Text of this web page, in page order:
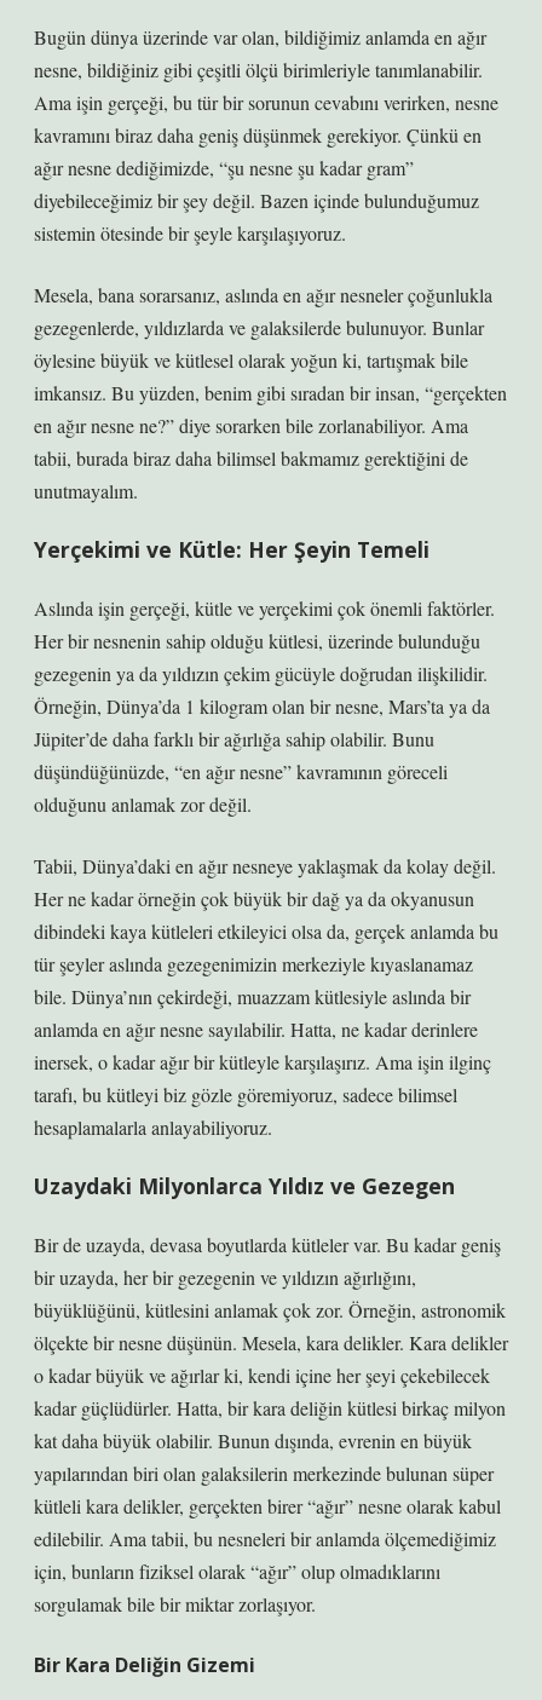
Bugün dünya üzerinde var olan, bildiğimiz anlamda en ağır
nesne, bildiğiniz gibi çeşitli ölçü birimleriyle tanımlanabilir.
Ama işin gerçeği, bu tür bir sorunun cevabını verirken, nesne
kavramını biraz daha geniş düşünmek gerekiyor. Çünkü en
ağır nesne dediğimizde, “şu nesne şu kadar gram”
diyebileceğimiz bir şey değil. Bazen içinde bulunduğumuz
sistemin ötesinde bir şeyle karşılaşıyoruz.
Mesela, bana sorarsanız, aslında en ağır nesneler çoğunlukla
gezegenlerde, yıldızlarda ve galaksilerde bulunuyor. Bunlar
öylesine büyük ve kütlesel olarak yoğun ki, tartışmak bile
imkansız. Bu yüzden, benim gibi sıradan bir insan, “gerçekten
en ağır nesne ne?” diye sorarken bile zorlanabiliyor. Ama
tabii, burada biraz daha bilimsel bakmamız gerektiğini de
unutmayalım.
Yerçekimi ve Kütle: Her Şeyin Temeli
Aslında işin gerçeği, kütle ve yerçekimi çok önemli faktörler.
Her bir nesnenin sahip olduğu kütlesi, üzerinde bulunduğu
gezegenin ya da yıldızın çekim gücüyle doğrudan ilişkilidir.
Örneğin, Dünya’da 1 kilogram olan bir nesne, Mars’ta ya da
Jüpiter’de daha farklı bir ağırlığa sahip olabilir. Bunu
düşündüğünüzde, “en ağır nesne” kavramının göreceli
olduğunu anlamak zor değil.
Tabii, Dünya’daki en ağır nesneye yaklaşmak da kolay değil.
Her ne kadar örneğin çok büyük bir dağ ya da okyanusun
dibindeki kaya kütleleri etkileyici olsa da, gerçek anlamda bu
tür şeyler aslında gezegenimizin merkeziyle kıyaslanamaz
bile. Dünya’nın çekirdeği, muazzam kütlesiyle aslında bir
anlamda en ağır nesne sayılabilir. Hatta, ne kadar derinlere
inersek, o kadar ağır bir kütleyle karşılaşırız. Ama işin ilginç
tarafı, bu kütleyi biz gözle göremiyoruz, sadece bilimsel
hesaplamalarla anlayabiliyoruz.
Uzaydaki Milyonlarca Yıldız ve Gezegen
Bir de uzayda, devasa boyutlarda kütleler var. Bu kadar geniş
bir uzayda, her bir gezegenin ve yıldızın ağırlığını,
büyüklüğünü, kütlesini anlamak çok zor. Örneğin, astronomik
ölçekte bir nesne düşünün. Mesela, kara delikler. Kara delikler
o kadar büyük ve ağırlar ki, kendi içine her şeyi çekebilecek
kadar güçlüdürler. Hatta, bir kara deliğin kütlesi birkaç milyon
kat daha büyük olabilir. Bunun dışında, evrenin en büyük
yapılarından biri olan galaksilerin merkezinde bulunan süper
kütleli kara delikler, gerçekten birer “ağır” nesne olarak kabul
edilebilir. Ama tabii, bu nesneleri bir anlamda ölçemediğimiz
için, bunların fiziksel olarak “ağır” olup olmadıklarını
sorgulamak bile bir miktar zorlaşıyor.
Bir Kara Deliğin Gizemi